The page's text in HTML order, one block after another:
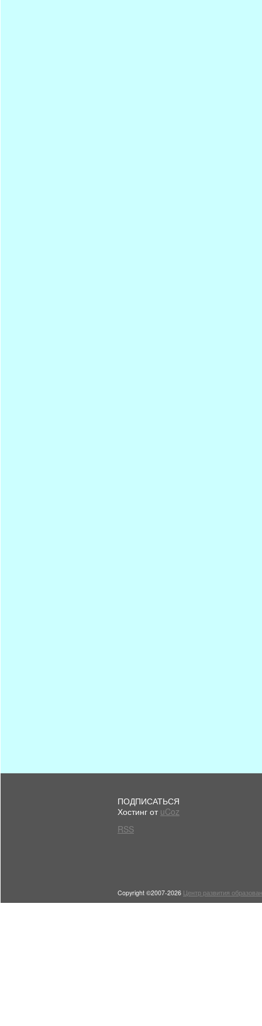
ПОДПИСАТЬСЯ
Хостинг от uCoz
RSS
Copyright ©2007-2026 Центр развития